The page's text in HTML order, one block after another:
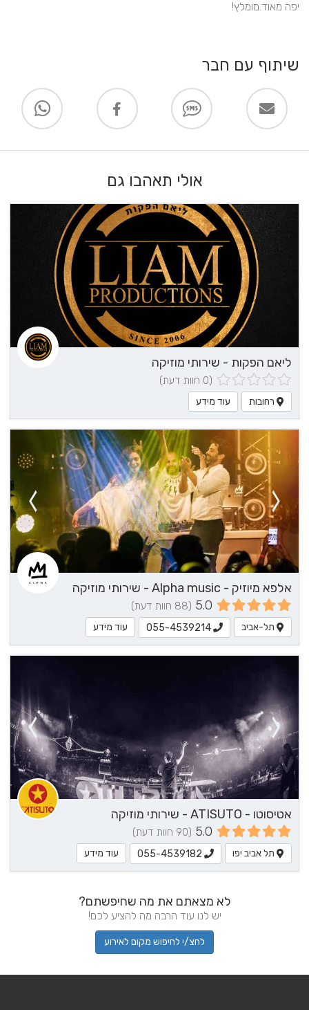
יפה מאוד.מומלץ!
שיתוף עם חבר
אולי תאהבו גם
ליאם הפקות - שירותי מוזיקה
(0 חוות דעת)
רחובות עוד מידע
אלפא מיוזיק - Alpha music - שירותי מוזיקה
5.0 (88 חוות דעת)
תל-אביב 055-4539214 עוד מידע
אטיסוטו - ATISUTO - שירותי מוזיקה
5.0 (90 חוות דעת)
תל אביב יפו 055-4539182 עוד מידע
לא מצאתם את מה שחיפשתם?
יש לנו עוד הרבה מה להציע לכם!
לחצ/י לחיפוש מקום לאירוע